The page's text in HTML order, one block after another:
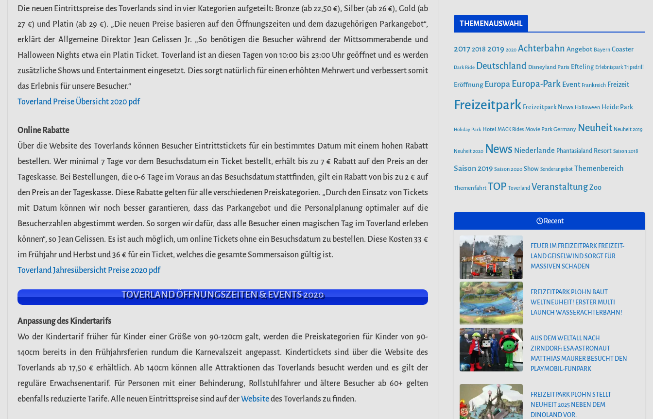
Die neuen Eintrittspreise des Toverlands sind in vier Kategorien aufgeteilt: Bronze (ab 22,50 €), Silber (ab 26 €), Gold (ab
27 €) und Platin (ab 29 €). „Die neuen Preise basieren auf den Öffnungszeiten und dem dazugehörigen Parkangebot“,
erklärt der Allgemeine Direktor Jean Gelissen Jr. „So benötigen die Besucher während der Mittsommerabende und
Halloween Nights etwa ein Platin Ticket. Toverland ist an diesen Tagen von 10:00 bis 23:00 Uhr geöffnet und es werden
zusätzliche Shows und Entertainment eingesetzt. Dies sorgt natürlich für einen erhöhten Mehrwert und verbessert somit
das Erlebnis für unsere Besucher.“
Toverland Preise Übersicht 2020 pdf
Online Rabatte
Über die Website des Toverlands können Besucher Eintrittstickets für ein bestimmtes Datum mit einem hohen Rabatt
bestellen. Wer minimal 7 Tage vor dem Besuchsdatum ein Ticket bestellt, erhält bis zu 7 € Rabatt auf den Preis an der
Tageskasse. Bei Bestellungen, die 0-6 Tage im Voraus an das Besuchsdatum stattfinden, gilt ein Rabatt von bis zu 2 € auf
den Preis an der Tageskasse. Diese Rabatte gelten für alle verschiedenen Preiskategorien. „Durch den Einsatz von Tickets
mit Datum können wir noch besser garantieren, dass das Parkangebot und die Personalplanung optimaler auf die
Besucherzahlen abgestimmt werden. So sorgen wir dafür, dass alle Besucher einen magischen Tag im Toverland erleben
können“, so Jean Gelissen. Es ist auch möglich, um online Tickets ohne ein Besuchsdatum zu bestellen. Diese Kosten 33 €
im Frühjahr und Herbst und 36 € für ein Ticket, welches die gesamte Sommersaison gültig ist.
Toverland Jahresübersicht Preise 2020 pdf
TOVERLAND ÖFFNUNGSZEITEN & EVENTS 2020
Anpassung des Kindertarifs
Wo der Kindertarif früher für Kinder einer Größe von 90-120cm galt, werden die Preiskategorien für Kinder von 90-
140cm bereits in den Frühjahrsferien rundum die Karnevalszeit angepasst. Kindertickets sind über die Website des
Toverlands ab 17,50 € erhältlich. Ab 140cm können alle Attraktionen das Toverlands besucht werden und es gilt der
reguläre Erwachsenentarif. Für Personen mit einer Behinderung, Rollstuhlfahrer und ältere Besucher ab 60+ gelten
ebenfalls reduzierte Tarife. Alle neuen Eintrittspreise sind auf derWebsitedes Toverlands zu finden.
SPIELELAND EIN
NEUE ACHTERBAHN „VOLTRON
SAISONSTART IM PLAYMOBIL-
LAND GEISELWIND SORGT FÜR
FREIZEITPARK PLOHN BAUT
LAUNCH WASSERACHTERBAHN!
ZIRNDORF: ESA-ASTRONAUT
MATTHIAS MAURER BESUCHT DEN
PLAYMOBIL-FUNPARK
c
o
o
s
t
g
r
u
T
b
e
THEMENAUSWAHL
2017 2018 2019 2020 Achterbahn Angebot Bayern Coaster
Dark Ride Deutschland Disneyland Paris Efteling Erlebnispark Tripsdrill
Eröffnung Europa Europa-Park Event Frankreich Freizeit
Freizeitpark Freizeitpark News Halloween Heide Park
Holiday Park Hotel MACK Rides Movie Park Germany Neuheit Neuheit 2019
Neuheit 2020 News Niederlande Phantasialand Resort Saison 2018
Saison 2019 Saison 2020 Show Sonderangebot Themenbereich
Themenfahrt TOP Toverland Veranstaltung Zoo
Recent
FEUER IM FREIZEITPARK FREIZEIT-
LAND GEISELWIND SORGT FÜR
MASSIVEN SCHADEN
FREIZEITPARK PLOHN BAUT
WELTNEUHEIT! ERSTER MULTI
LAUNCH WASSERACHTERBAHN!
AUS DEM WELTALL NACH
ZIRNDORF: ESA-ASTRONAUT
MATTHIAS MAURER BESUCHT DEN
PLAYMOBIL-FUNPARK
FREIZEITPARK PLOHN STELLT
NEUHEIT 2025 NEBEN DEM
DINOLAND VOR.